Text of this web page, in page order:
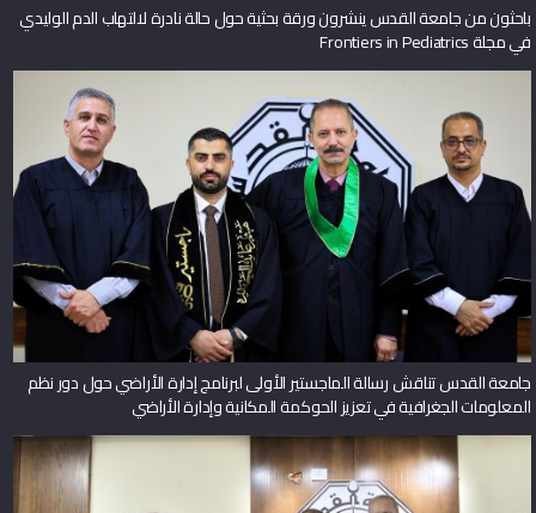
باحثون من جامعة القدس ينشرون ورقة بحثية حول حالة نادرة لالتهاب الدم الوليدي
في مجلة Frontiers in Pediatrics
جامعة القدس تناقش رسالة الماجستير الأولى لبرنامج إدارة الأراضي حول دور نظم
المعلومات الجغرافية في تعزيز الحوكمة المكانية وإدارة الأراضي